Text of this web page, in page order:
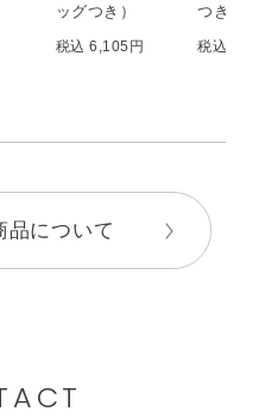
ッグつき）
税込 6,105円
つき）
税込
品について